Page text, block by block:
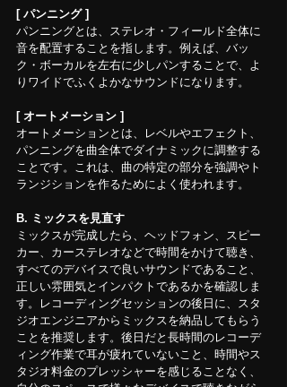
[ パンニング ]
パンニングとは、ステレオ・フィールド全体に
音を配置することを指します。例えば、バッ
ク・ボーカルを左右に少しパンすることで、よ
りワイドでふくよかなサウンドになります。
[ オートメーション ]
オートメーションとは、レベルやエフェクト、
パンニングを曲全体でダイナミックに調整する
ことです。これは、曲の特定の部分を強調やト
ランジションを作るためによく使われます。
B. ミックスを見直す
ミックスが完成したら、ヘッドフォン、スピー
カー、カーステレオなどで時間をかけて聴き、
すべてのデバイスで良いサウンドであること、
正しい雰囲気とインパクトであるかを確認しま
す。レコーディングセッションの後日に、スタ
ジオエンジニアからミックスを納品してもらう
ことを推奨します。後日だと長時間のレコーデ
ィング作業で耳が疲れていないこと、時間やス
タジオ料金のプレッシャーを感じることなく、